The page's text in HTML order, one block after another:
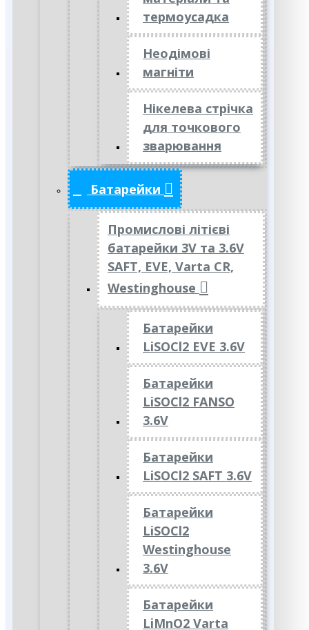
термоусадка
Неодімові
магніти
Нікелева стрічка
для точкового
зварювання
Батарейки
Промислові літієві
батарейки 3V та 3.6V
SAFT, EVE, Varta CR,
Westinghouse
Батарейки
LiSOCl2 EVE 3.6V
Батарейки
LiSOCl2 FANSO
3.6V
Батарейки
LiSOCl2 SAFT 3.6V
Батарейки
LiSOCl2
Westinghouse
3.6V
Батарейки
LiMnO2 Varta